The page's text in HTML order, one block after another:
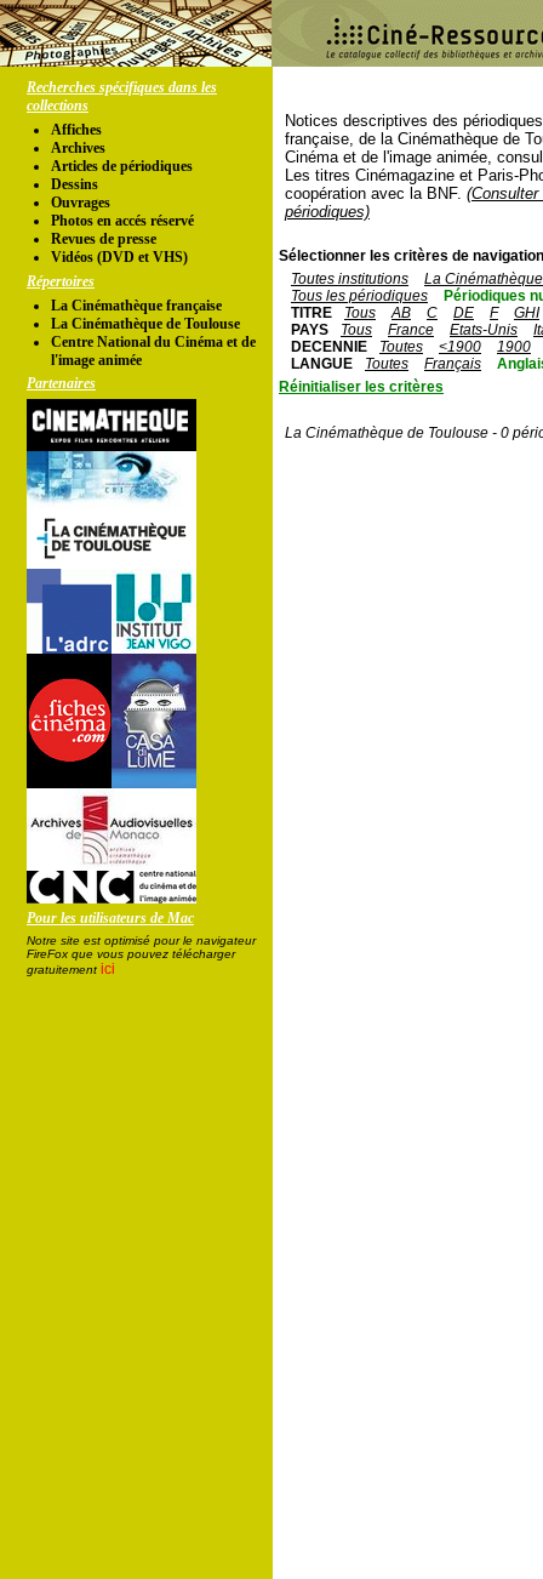
Recherches spécifiques dans les
collections
Affiches
Archives
Articles de périodiques
Dessins
Ouvrages
Photos en accés réservé
Revues de presse
Vidéos (DVD et VHS)
Répertoires
La Cinémathèque française
La Cinémathèque de Toulouse
Centre National du Cinéma et de
l'image animée
Partenaires
Pour les utilisateurs de Mac
Notre site est optimisé pour le navigateur
FireFox que vous pouvez télécharger
gratuitement ici
Notices descriptives des
française, de la Cinémathèque de
Cinéma et de l'image animée,
Les titres Cinémagazine et Paris-
coopération avec la BNF.
périodiques)
Sélectionner les critères de
Toutes institutions
La
Tous les périodiques
Périodiques
TITRE
Tous AB C DE F
GHI
PAYS
Tous France Etats-Unis
DECENNIE
Toutes <1900
1900
LANGUE
Toutes Français
Réinitialiser les critères
La Cinémathèque de Toulouse - 0